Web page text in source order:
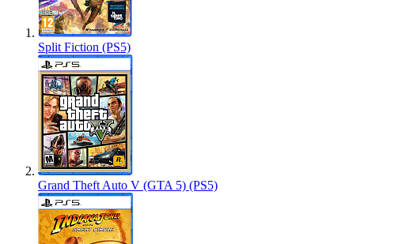
Split Fiction (PS5)
Grand Theft Auto V (GTA 5) (PS5)